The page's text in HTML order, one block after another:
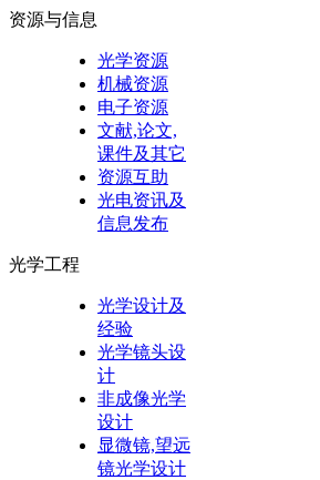
资源与信息
光学资源
机械资源
电子资源
文献,论文,
课件及其它
资源互助
光电资讯及
信息发布
光学工程
光学设计及
经验
光学镜头设
计
非成像光学
设计
显微镜,望远
镜光学设计